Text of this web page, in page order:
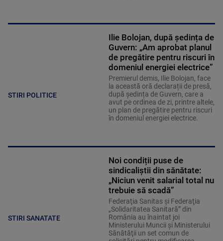
STIRI POLITICE
Ilie Bolojan, după ședința de
Guvern: „Am aprobat planul
de pregătire pentru riscuri în
domeniul energiei electrice”
Premierul demis, Ilie Bolojan, face
la această oră declarații de presă,
după ședința de Guvern, care a
avut pe ordinea de zi, printre altele,
un plan de pregătire pentru riscuri
în domeniul energiei electrice.
STIRI SANATATE
Noi condiții puse de
sindicaliștii din sănătate:
„Niciun venit salarial total nu
trebuie să scadă”
Federaţia Sanitas şi Federaţia
„Solidaritatea Sanitară” din
România au înaintat joi
Ministerului Muncii şi Ministerului
Sănătăţii un set comun de